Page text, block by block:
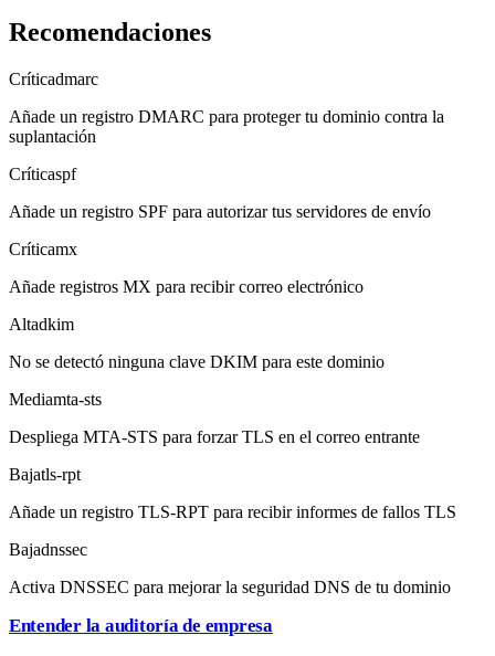
Recomendaciones
Críticadmarc
Añade un registro DMARC para proteger tu dominio contra la
suplantación
Críticaspf
Añade un registro SPF para autorizar tus servidores de envío
Críticamx
Añade registros MX para recibir correo electrónico
Altadkim
No se detectó ninguna clave DKIM para este dominio
Mediamta-sts
Despliega MTA-STS para forzar TLS en el correo entrante
Bajatls-rpt
Añade un registro TLS-RPT para recibir informes de fallos TLS
Bajadnssec
Activa DNSSEC para mejorar la seguridad DNS de tu dominio
Entender la auditoría de empresa